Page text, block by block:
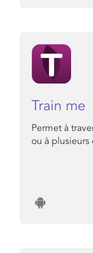
Train me
Permet à
ou à plusieurs